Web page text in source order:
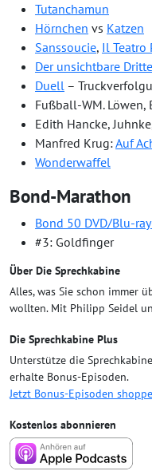
Tutanchamun
Hörnchen vs Katzen
Sanssoucie, Il Teatro
Der unsichtbare Dritte
Duell –
Fußball-WM. Löwen,
Edith Hancke,
Manfred Krug:Auf
Wonderwaffel
Bond-Marathon
Bond 50 DVD/Blu-
#3: Goldfinger
Über Die Sprechkabine
Alles, was Sie schon immer
wollten. Mit Philipp Seidel
Die Sprechkabine Plus
Unterstütze die
erhalte Bonus-Episoden.
Jetzt Bonus-Episoden
Kostenlos abonnieren